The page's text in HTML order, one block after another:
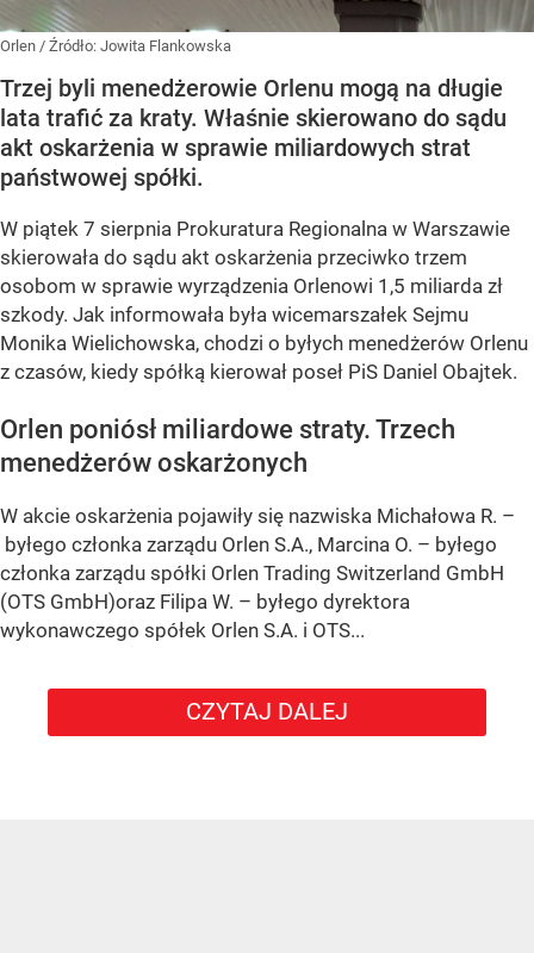
Orlen / Źródło: Jowita Flankowska
Trzej byli menedżerowie Orlenu mogą na długie
lata trafić za kraty. Właśnie skierowano do sądu
akt oskarżenia w sprawie miliardowych strat
państwowej spółki.
W piątek 7 sierpnia Prokuratura Regionalna w Warszawie
skierowała do sądu akt oskarżenia przeciwko trzem
osobom w sprawie wyrządzenia Orlenowi 1,5 miliarda zł
szkody. Jak informowała była wicemarszałek Sejmu
Monika Wielichowska, chodzi o byłych menedżerów Orlenu
z czasów, kiedy spółką kierował poseł PiS Daniel Obajtek.
Orlen poniósł miliardowe straty. Trzech
menedżerów oskarżonych
W akcie oskarżenia pojawiły się nazwiska Michałowa R. –
byłego członka zarządu Orlen S.A., Marcina O. – byłego
członka zarządu spółki Orlen Trading Switzerland GmbH
(OTS GmbH)oraz Filipa W. – byłego dyrektora
wykonawczego spółek Orlen S.A. i OTS...
CZYTAJ DALEJ